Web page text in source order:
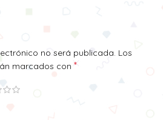
no será publicada. Los
marcados con *